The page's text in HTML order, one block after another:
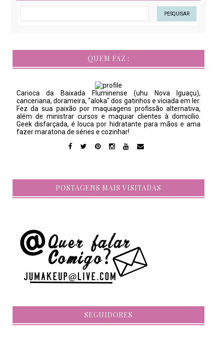
QUEM FAZ :
Carioca da Baixada Fluminense (uhu Nova Iguaçu),
canceriana, dorameira, "aloka" dos gatinhos e viciada em ler.
Fez da sua paixão por maquiagens profissão alternativa,
além de ministrar cursos e maquiar clientes à domicílio.
Geek disfarçada, é louca por hidratante para mãos e ama
fazer maratona de séries e cozinhar!
POSTAGENS MAIS VISITADAS
SEGUIDORES